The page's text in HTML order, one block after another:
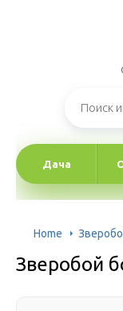
Дача
Home
Зверобой